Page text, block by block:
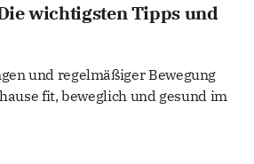
wichtigsten Tipps und
und regelmäßiger Bewegung
fit, beweglich und gesund im